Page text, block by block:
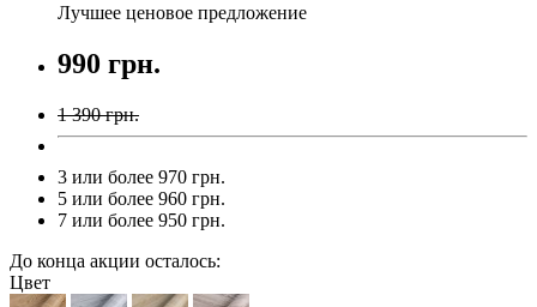
Лучшее ценовое предложение
990 грн.
1 390 грн.
3 или более 970 грн.
5 или более 960 грн.
7 или более 950 грн.
До конца акции осталось:
Цвет